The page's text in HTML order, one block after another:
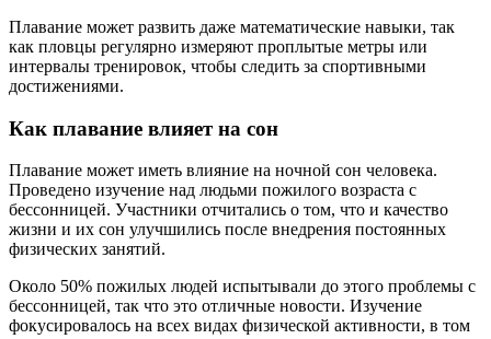
Плавание может развить даже математические навыки, так
как пловцы регулярно измеряют проплытые метры или
интервалы тренировок, чтобы следить за спортивными
достижениями.
Как плавание влияет на сон
Плавание может иметь влияние на ночной сон человека.
Проведено изучение над людьми пожилого возраста с
бессонницей. Участники отчитались о том, что и качество
жизни и их сон улучшились после внедрения постоянных
физических занятий.
Около 50% пожилых людей испытывали до этого проблемы с
бессонницей, так что это отличные новости. Изучение
фокусировалось на всех видах физической активности, в том